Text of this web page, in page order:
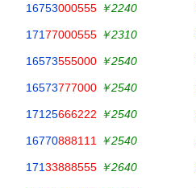
16753000555 ￥2240
17177000555 ￥2310
16573555000 ￥2540
16573777000 ￥2540
17125666222 ￥2540
16770888111 ￥2540
17133888555 ￥2640